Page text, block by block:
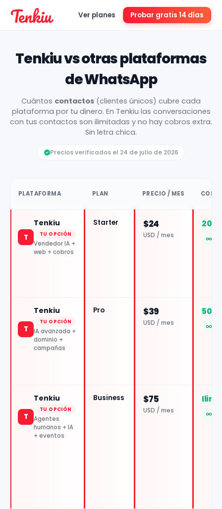
Ver planes Probar gratis 14 días
Tenkiu vs otras plataformas
de WhatsApp
Cuántos contactos (clientes únicos) cubre cada
plataforma por tu dinero. En Tenkiu las conversaciones
con tus contactos son ilimitadas y no hay cobros extra.
Sin letra chica.
Precios verificados el 24 de julio de 2026
PLATAFORMA PLAN PRECIO / MES
T
Tenkiu
TU OPCIÓN
Vendedor IA +
web + cobros
Starter $24
USD / mes
T
Tenkiu
TU OPCIÓN
IA avanzada +
dominio +
campañas
Pro $39
USD / mes
T
Tenkiu
TU OPCIÓN
Agentes
humanos + IA
+ eventos
Business $75
USD / mes